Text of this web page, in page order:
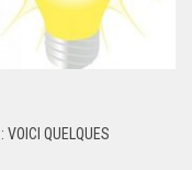
VOICI QUELQUES